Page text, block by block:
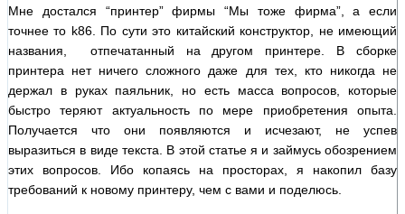
Мне достался “принтер” фирмы “Мы тоже фирма”, а если
точнее то k86. По сути это китайский конструктор, не имеющий
названия, отпечатанный на другом принтере. В сборке
принтера нет ничего сложного даже для тех, кто никогда не
держал в руках паяльник, но есть масса вопросов, которые
быстро теряют актуальность по мере приобретения опыта.
Получается что они появляются и исчезают, не успев
выразиться в виде текста. В этой статье я и займусь обозрением
этих вопросов. Ибо копаясь на просторах, я накопил базу
требований к новому принтеру, чем с вами и поделюсь.